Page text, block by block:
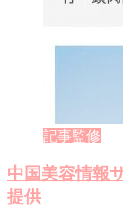
記事監修
中国美容情報
提供